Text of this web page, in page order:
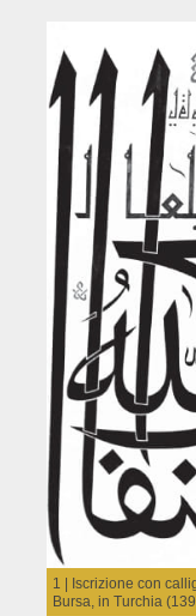
1 | Iscrizione con
Bursa, in Turchia